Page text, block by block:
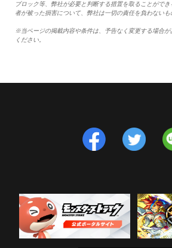
ブロック等、弊社が必要と判断する措置を取ることがで
者が被った損害について、弊社は一切の責任を負わないも
※当ページの掲載内容や条件は、予告なく変更する場合
ください。